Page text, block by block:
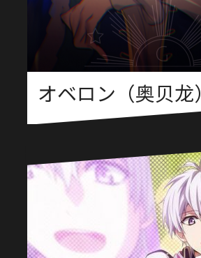
オベロン（奥贝龙）